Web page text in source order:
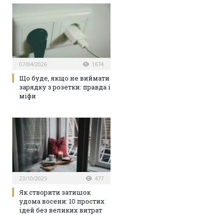
07/04/2026 1674
Що буде, якщо не виймати
зарядку з розетки: правда і
міфи
23/10/2025 477
Як створити затишок
удома восени: 10 простих
ідей без великих витрат